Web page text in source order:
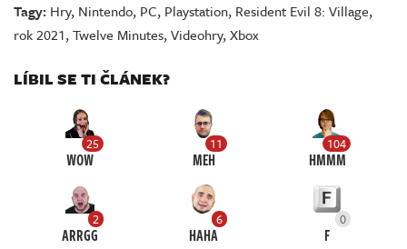
Tagy: Hry, Nintendo, PC, Playstation, Resident Evil 8: Village,
rok 2021,Twelve Minutes,Videohry,Xbox
LÍBIL SE TI ČLÁNEK?
25
WOW
11
MEH
104
HMMM
2
ARRGG
6
HAHA
0
F